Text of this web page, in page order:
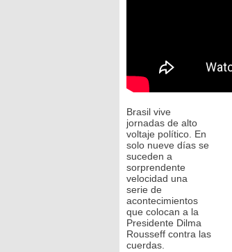
Brasil vive
jornadas de alto
voltaje político. En
solo nueve días se
suceden a
sorprendente
velocidad una
serie de
acontecimientos
que colocan a la
Presidente Dilma
Rousseff contra las
cuerdas.